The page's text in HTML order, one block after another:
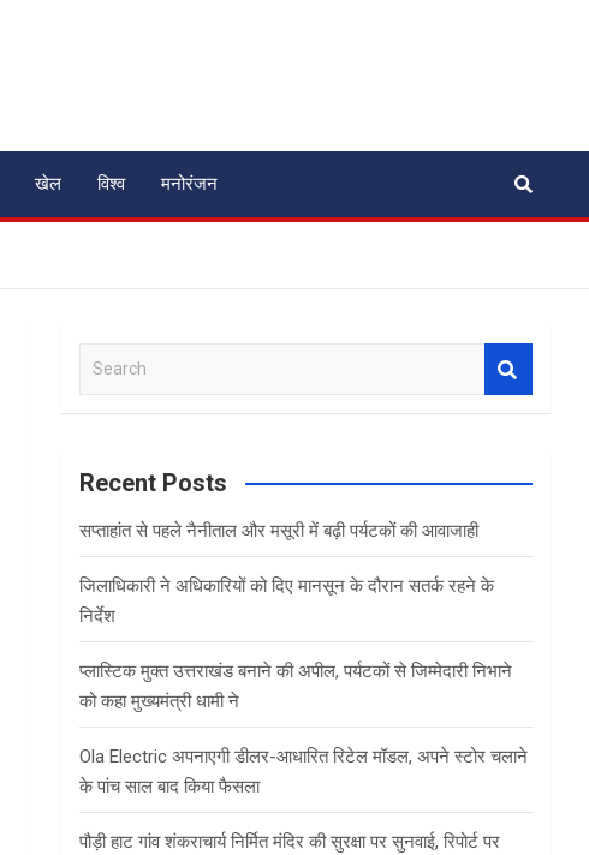
खेल विश्व मनोरंजन
a
c
Recent Posts
सप्ताहांत से पहले नैनीताल और मसूरी में बढ़ी पर्यटकों की आवाजाही
जिलाधिकारी ने अधिकारियों को दिए मानसून के दौरान सतर्क रहने के
निर्देश
प्लास्टिक मुक्त उत्तराखंड बनाने की अपील, पर्यटकों से जिम्मेदारी निभाने
को कहा मुख्यमंत्री धामी ने
Ola Electric अपनाएगी डीलर-आधारित रिटेल मॉडल, अपने स्टोर चलाने
के पांच साल बाद किया फैसला
पौड़ी हाट गांव शंकराचार्य निर्मित मंदिर की सुरक्षा पर सुनवाई, रिपोर्ट पर